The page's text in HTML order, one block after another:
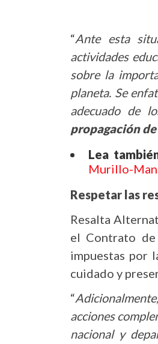
“Ante esta
actividades
sobre la
planeta. Se
adecuado de
propagación
Lea
Murillo-
Respetar las
Resalta
el Contrato de
impuestas por
cuidado y
“
acciones
nacional y